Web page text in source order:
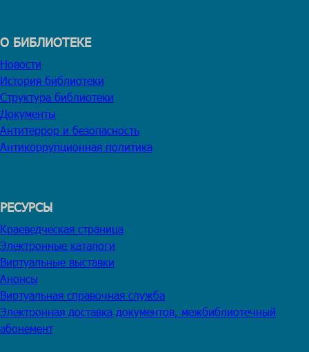
О БИБЛИОТЕКЕ
Новости
История библиотеки
Структура библиотеки
Документы
Антитеррор и безопасность
Антикоррупционная политика
РЕСУРСЫ
Краеведческая страница
Электронные каталоги
Виртуальные выставки
Анонсы
Виртуальная справочная служба
Электронная доставка документов, межбиблиотечный
абонемент